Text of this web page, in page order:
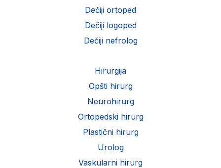
Dečiji ortoped
Dečiji logoped
Dečiji nefrolog
Hirurgija
Opšti hirurg
Neurohirurg
Ortopedski hirurg
Plastični hirurg
Urolog
Vaskularni hirurg